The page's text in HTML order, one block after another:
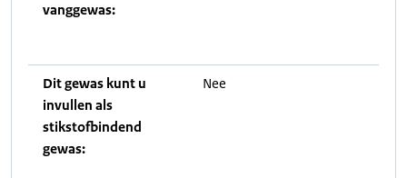
vanggewas:
Dit gewas kunt u
invullen als
stikstofbindend
gewas:
Nee